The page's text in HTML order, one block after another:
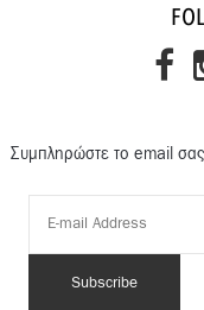
Συμπληρώστε το email